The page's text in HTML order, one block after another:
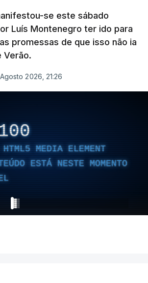
se este sábado
Luís Montenegro ter ido para
promessas de que isso não ia
Verão.
2026, 21:26
HTML5 MEDIA ELEMENT
ESTÁ NESTE MOMENTO